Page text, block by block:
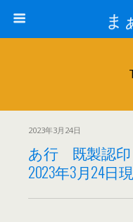
ま
2023年3月24日
あ行 既製認
2023年3月24日